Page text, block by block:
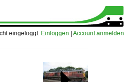
eingeloggt. Einloggen Account anmelden